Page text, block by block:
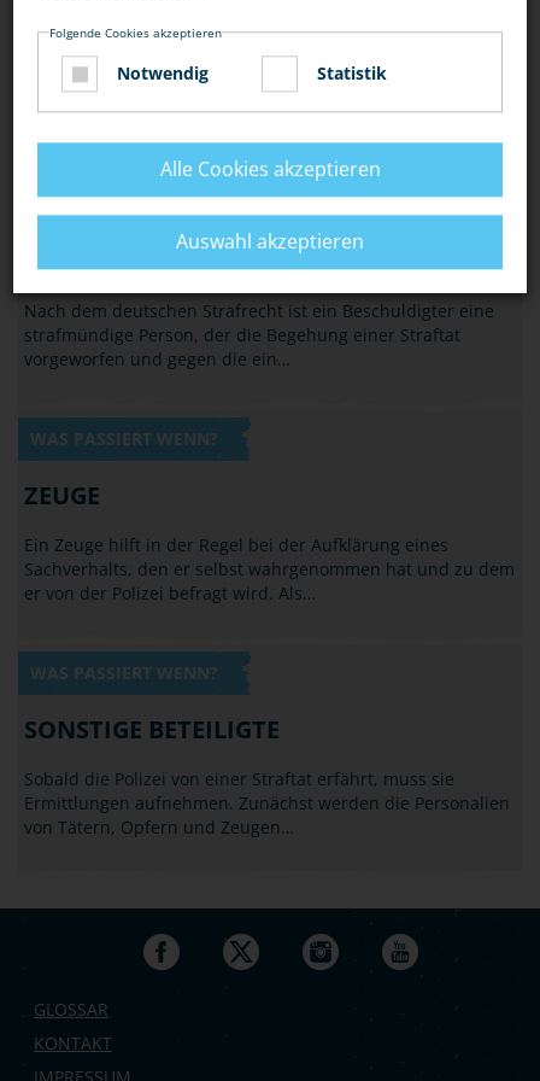
WAS PASSIERT WENN?
BESCHULDIGTER/TÄTER
Nach dem deutschen Strafrecht ist ein Beschuldigter eine
strafmündige Person, der die Begehung einer Straftat
vorgeworfen und gegen die ein…
WAS PASSIERT WENN?
ZEUGE
Ein Zeuge hilft in der Regel bei der Aufklärung eines
Sachverhalts, den er selbst wahrgenommen hat und zu dem
er von der Polizei befragt wird. Als…
WAS PASSIERT WENN?
SONSTIGE BETEILIGTE
Sobald die Polizei von einer Straftat erfährt, muss sie
Ermittlungen aufnehmen. Zunächst werden die Personalien
von Tätern, Opfern und Zeugen…
GLOSSAR
KONTAKT
Folgende Cookies akzeptieren
Notwendig Statistik
Alle Cookies akzeptieren
Auswahl akzeptieren